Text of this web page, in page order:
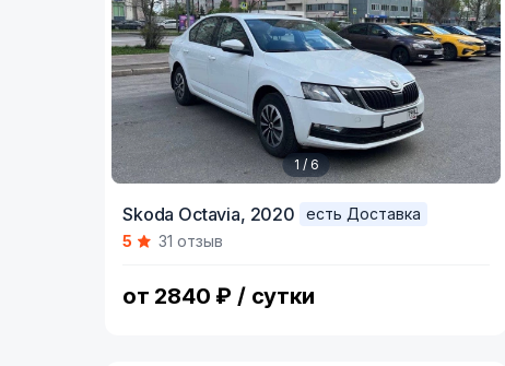
of
1 / 6
Skoda Octavia, 2020
есть Доставка
5
31 отзыв
от 2840 ₽ / сутки